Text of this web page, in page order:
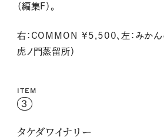
（編集F）。
右：COMMON ¥5,500、左：みか
虎ノ門蒸留所）
ITEM
3
タケダワイナリー